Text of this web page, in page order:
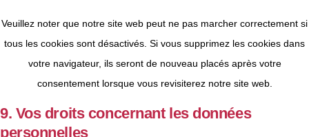
Veuillez noter que notre site web peut ne pas marcher correctement si
tous les cookies sont désactivés. Si vous supprimez les cookies dans
votre navigateur, ils seront de nouveau placés après votre
consentement lorsque vous revisiterez notre site web.
9. Vos droits concernant les données
personnelles